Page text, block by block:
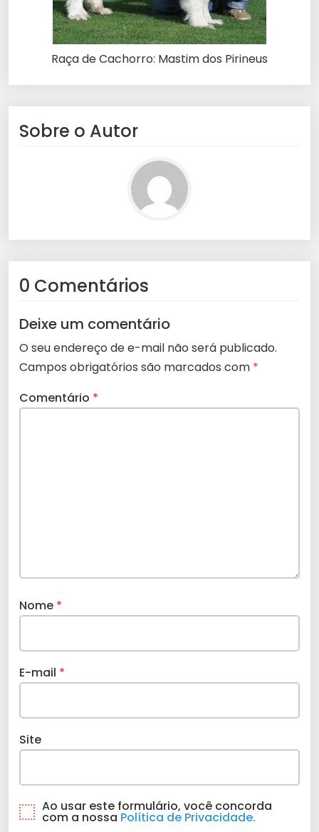
Raça de Cachorro: Mastim dos Pirineus
Sobre o Autor
0 Comentários
Deixe um comentário
O seu endereço de e-mail não será publicado.
Campos obrigatórios são marcados com *
Comentário *
Nome *
E-mail *
Site
Ao usar este formulário, você concorda
com a nossa Política de Privacidade.